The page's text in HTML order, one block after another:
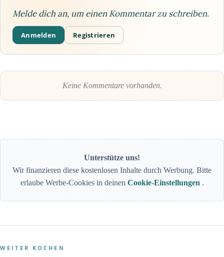
Melde dich an, um einen Kommentar zu schreiben.
Anmelden Registrieren
Keine Kommentare vorhanden.
Unterstütze uns!
Wir finanzieren diese kostenlosen Inhalte durch Werbung. Bitte
erlaube Werbe-Cookies in deinen Cookie-Einstellungen .
WEITER KOCHEN